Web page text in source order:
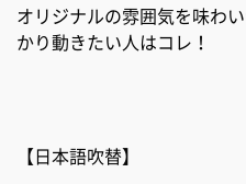
オリジナルの雰囲気を味わ
かり動きたい人はコレ！
【日本語吹替】